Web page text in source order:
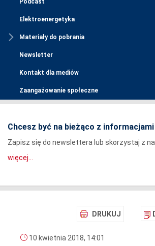
Podcast
Elektroenergetyka
Materiały do pobrania
Newsletter
Kontakt dla mediów
Zaangażowanie społeczne
Chcesz być na bieżąco z informacjami
Zapisz się do newslettera lub skorzystaj z
więcej...
DRUKUJ
10 kwietnia 2018, 14:01